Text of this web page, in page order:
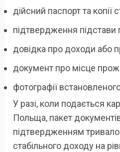
дійсний паспорт та копії
підтвердження підстави
довідка про доходи або
документ про місце
фотографії
У разі, коли подається
Польща, пакет
підтвердженням
стабільного доходу на